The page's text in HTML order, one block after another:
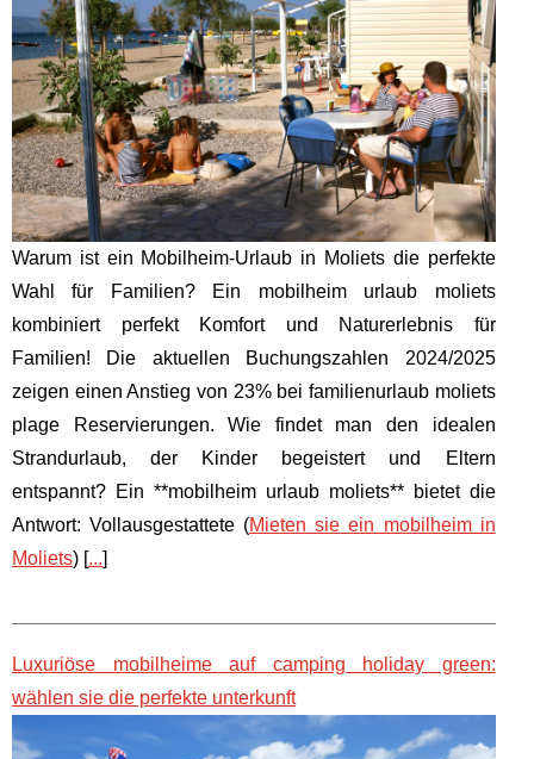
Warum ist ein Mobilheim-Urlaub in Moliets die perfekte
Wahl für Familien? Ein mobilheim urlaub moliets
kombiniert perfekt Komfort und Naturerlebnis für
Familien! Die aktuellen Buchungszahlen 2024/2025
zeigen einen Anstieg von 23% bei familienurlaub moliets
plage Reservierungen. Wie findet man den idealen
Strandurlaub, der Kinder begeistert und Eltern
entspannt? Ein **mobilheim urlaub moliets** bietet die
Antwort: Vollausgestattete (Mieten sie ein mobilheim in
Moliets) [...]
Luxuriöse mobilheime auf camping holiday green:
wählen sie die perfekte unterkunft